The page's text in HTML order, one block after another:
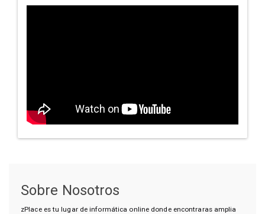
Sobre Nosotros
zPlace es tu lugar de informática online donde encontraras amplia